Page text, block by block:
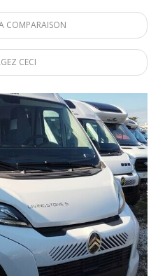
COMPARAISON
CECI